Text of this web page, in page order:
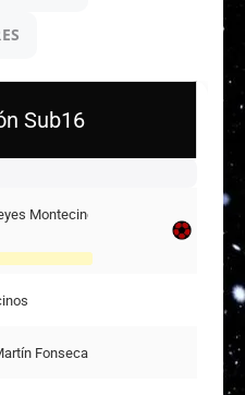
Sub16
Montecinos
Fonseca